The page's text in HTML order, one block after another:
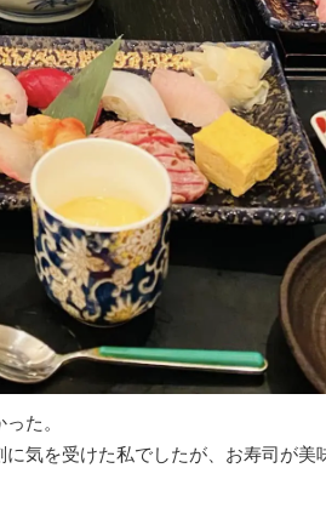
た。
気を受けた私でしたが、お寿司が美